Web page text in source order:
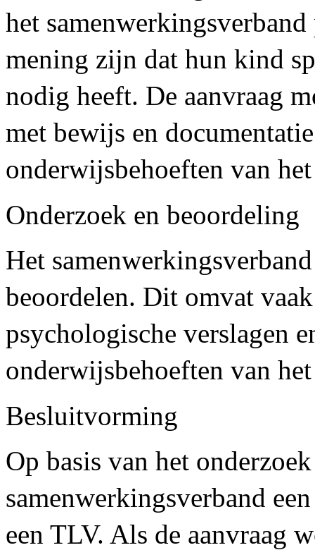
het
mening zijn dat hun kind
nodig heeft. De aanvraag
met bewijs en
onderwijsbehoeften van
Onderzoek en beoordeling
Het
beoordelen. Dit omvat
psychologische verslagen
onderwijsbehoeften van
Besluitvorming
Op basis van het
samenwerkingsverband
een TLV. Als de aanvraag